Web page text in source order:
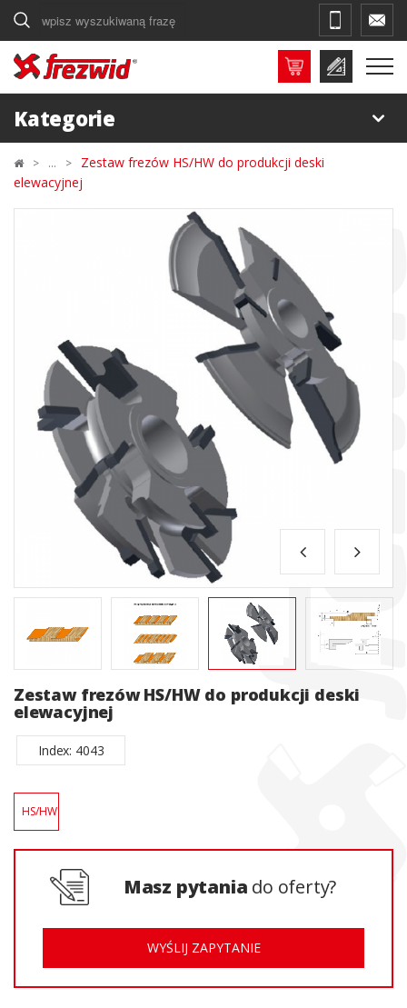
Szukaj
Kategorie
Zestaw frezów HS/HW do produkcji deski
elewacyjnej
Zestaw frezów HS/HW do produkcji deski
elewacyjnej
Index: 4043
HS/HW
Masz pytania do oferty?
WYŚLIJ ZAPYTANIE